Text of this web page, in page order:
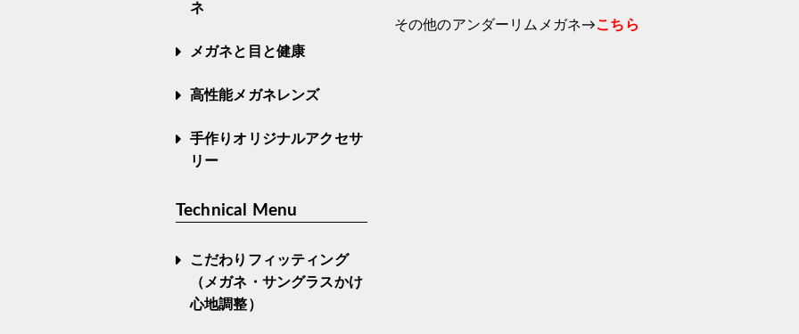
その他のアンダーリムメガネ→こちら
ネ
メガネと目と健康
高性能メガネレンズ
手作りオリジナルアクセサ
リー
Technical Menu
こだわりフィッティング
（メガネ・サングラスかけ
心地調整）